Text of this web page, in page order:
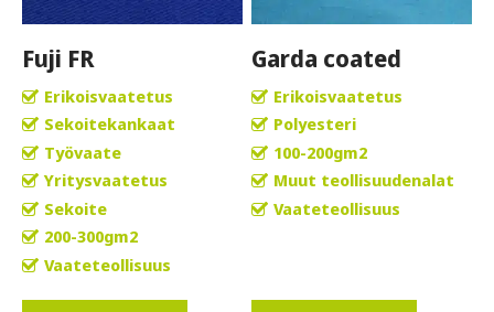
Fuji FR
Erikoisvaatetus
Sekoitekankaat
Työvaate
Yritysvaatetus
Sekoite
200-300gm2
Vaateteollisuus
Garda coated
Erikoisvaatetus
Polyesteri
100-200gm2
Muut teollisuudenalat
Vaateteollisuus